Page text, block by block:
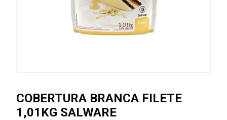
COBERTURA BRANCA FILETE
1,01KG SALWARE